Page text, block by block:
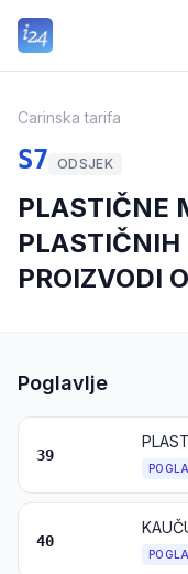
Carinska tarifa
S7 ODSJEK
PLASTIČNE
PROIZVODI
Poglavlje
39
40